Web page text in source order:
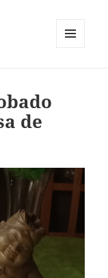
de